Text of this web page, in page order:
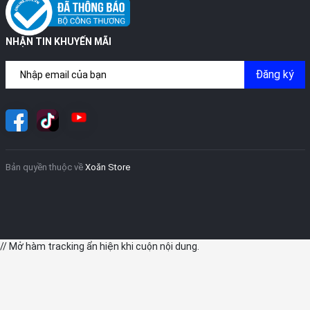
iPad Pro 2021 được hỗ trợ cổng kết nối mạnh mẽ Thunderbolt
dưới giao thức USB-C giúp thiết bị được linh động hơn. Bên cạnh
tốc độ truyền dữ liệu lên tới 40Gb/s thì cổng Thunderbolt còn
cho phép kết nối với nhiều phụ kiện khác. iPad Pro phiên bản
2021 giúp bạn làm việc trực quan và chuyên nghiệp hơn.
NHẬN TIN KHUYẾN MÃI
Đăng ký
Bản quyền thuộc về Xoăn Store
// Mở hàm tracking ẩn hiện khi cuộn nội dung.